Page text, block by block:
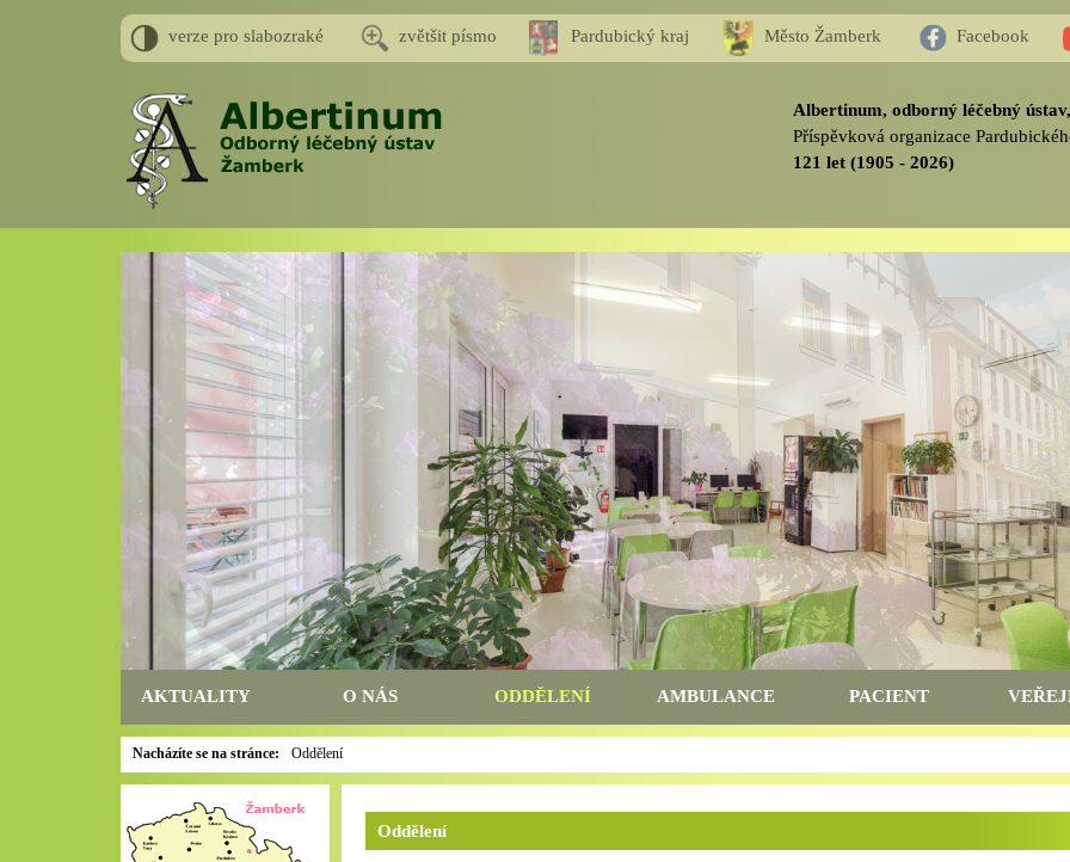
verze pro slabozraké zvětšit písmo Pardubický kraj Město Žamberk Facebook
Albertinum, odborný léčebný
Příspěvková organizace
121 let (1905 - 2026)
AKTUALITY O NÁS ODDĚLENÍ AMBULANCE PACIENT
Nacházíte se na stránce: Oddělení
Oddělení